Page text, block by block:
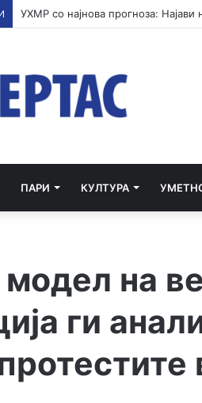
ПАРИ КУЛТУРА
на
ги